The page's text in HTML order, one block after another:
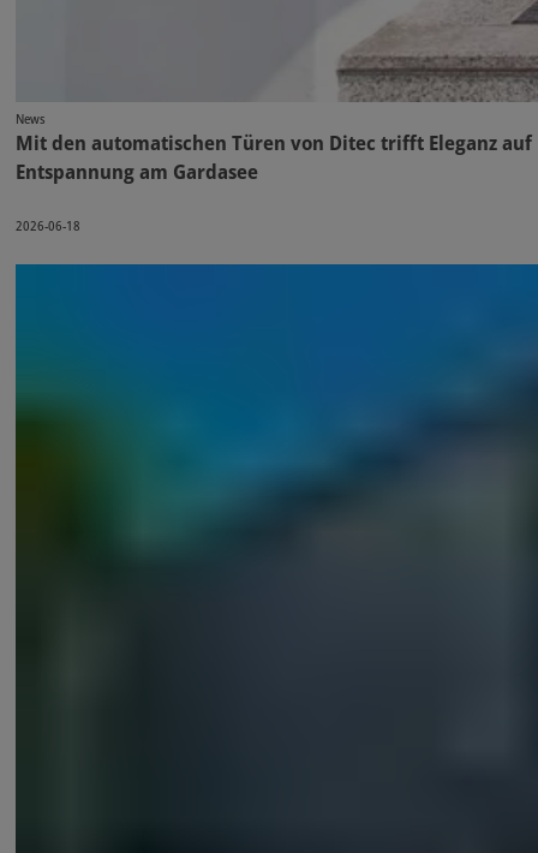
News
Mit den automatischen Türen von Ditec trifft Eleganz auf
Entspannung am Gardasee
2026-06-18